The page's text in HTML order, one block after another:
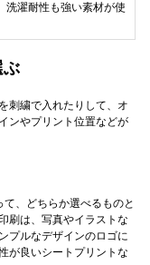
洗濯耐性も強い素材が使
ぶ
刺繍で入れたりして、オ
ンやプリント位置などが
、どちらか選べるものと
刷は、写真やイラストな
プルなデザインのロゴに
が良いシートプリントな